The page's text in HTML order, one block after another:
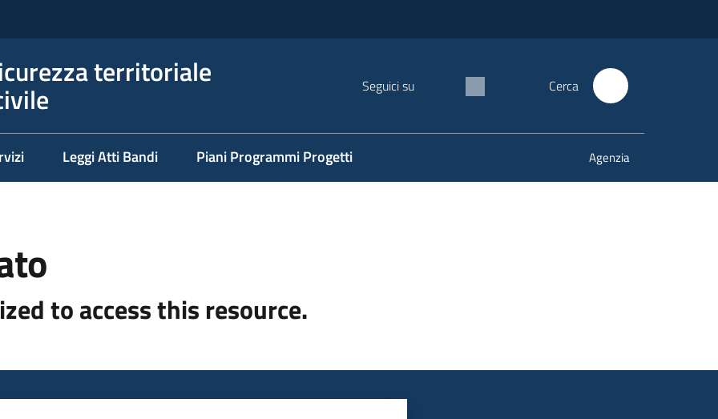
territoriale Seguici su Cerca
Leggi Atti Bandi Piani Programmi Progetti Agenzia
to access this resource.